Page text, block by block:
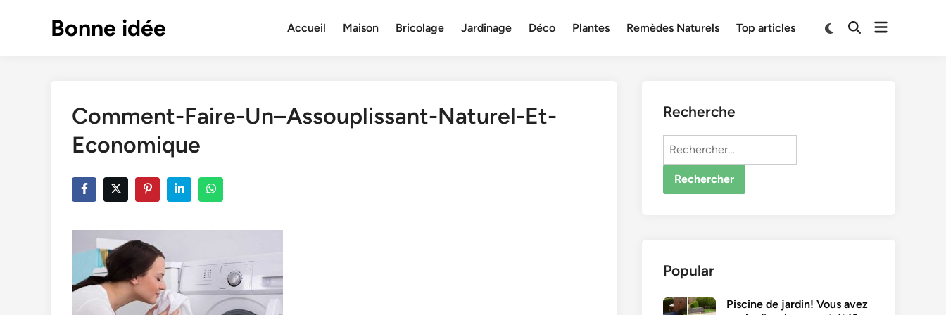
Bonne idée Accueil Maison Bricolage Jardinage Déco Plantes Remèdes Naturels Top articles
SwitchOpenOpen
Comment-Faire-Un–Assouplissant-Naturel-Et-
Economique
Recherche
Rechercher :
Popular
Piscine de jardin! Vous avez